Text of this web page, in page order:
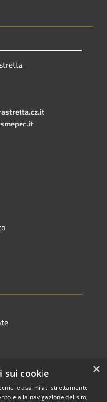
×
sui cookie
e assimilati strettamente
e alla navigazione del sito,